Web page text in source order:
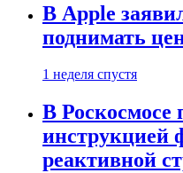
В Apple
поднимать
1 неделя спустя
В Роскосмосе
инструкцией
реактивной